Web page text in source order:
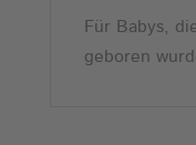
Für Babys,
geboren